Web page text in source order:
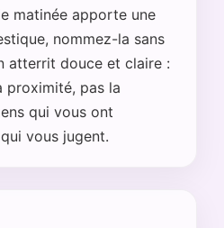
matinée apporte une
nommez-la sans
atterrit douce et claire :
proximité, pas la
qui vous ont
vous jugent.